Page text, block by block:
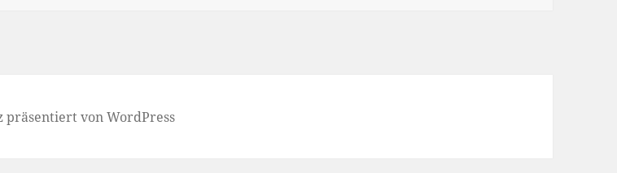
präsentiert von WordPress